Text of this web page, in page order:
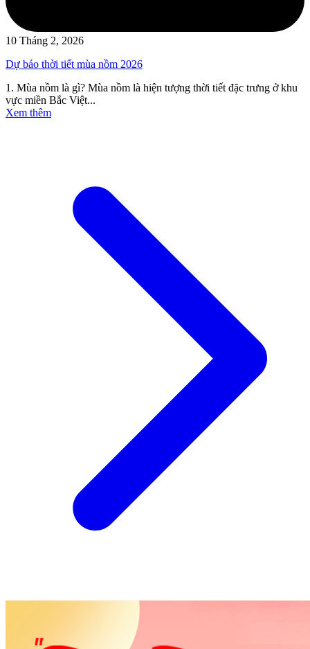
10 Tháng 2, 2026
Dự báo thời tiết mùa nồm 2026
1. Mùa nồm là gì? Mùa nồm là hiện tượng thời tiết đặc trưng ở khu
vực miền Bắc Việt...
Xem thêm